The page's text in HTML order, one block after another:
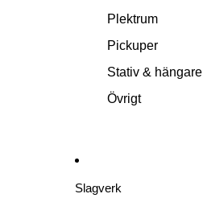
Plektrum
Pickuper
Stativ & hängare
Övrigt
Slagverk